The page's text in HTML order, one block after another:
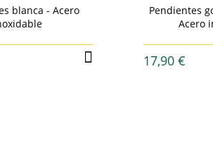
blanca - Acero
Pendientes
Acero
17,90 €